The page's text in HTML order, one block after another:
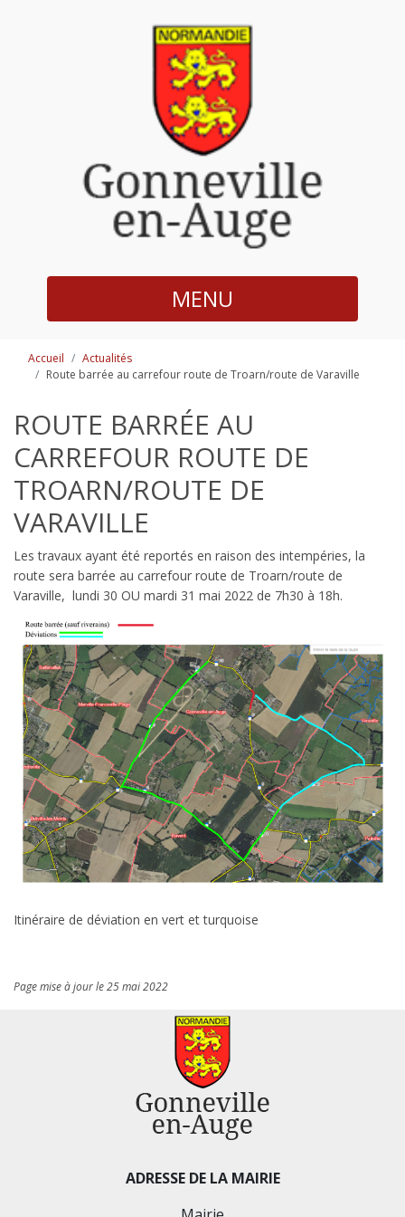
MENU
Accueil
Actualités
Route barrée au carrefour route de Troarn/route de Varaville
ROUTE BARRÉE AU
CARREFOUR ROUTE DE
TROARN/ROUTE DE
VARAVILLE
Les travaux ayant été reportés en raison des intempéries, la
route sera barrée au carrefour route de Troarn/route de
Varaville, lundi 30 OU mardi 31 mai 2022 de 7h30 à 18h.
Itinéraire de déviation en vert et turquoise
Page mise à jour le 25 mai 2022
ADRESSE DE LA MAIRIE